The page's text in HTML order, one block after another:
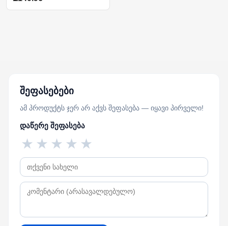
შეფასებები
ამ პროდუქტს ჯერ არ აქვს შეფასება — იყავი პირველი!
დაწერე შეფასება
★
★
★
★
★